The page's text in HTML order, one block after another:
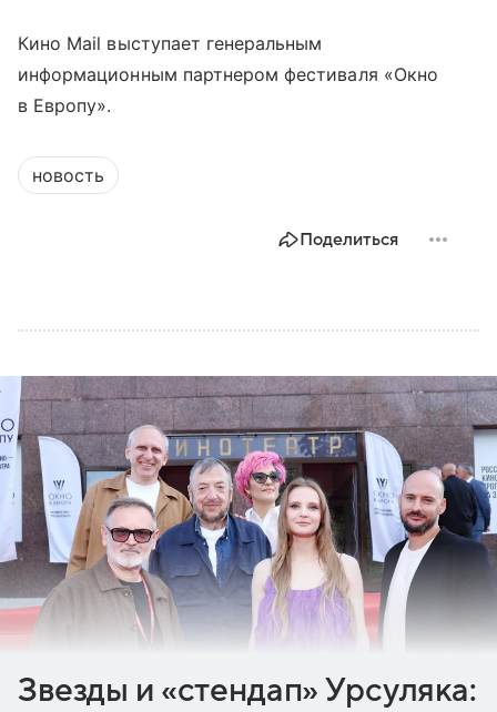
Кино Mail выступает генеральным
информационным партнером фестиваля «Окно
в Европу».
новость
Поделиться
Звезды и «стендап» Урсуляка: